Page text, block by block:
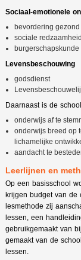
Sociaal-emotionele
bevordering
sociale redzaamheid
burgerschapskunde
Levensbeschouwing
godsdienst
Daarnaast is de
onderwijs af te
onderwijs breed op
lichamelijke
aandacht te
Leerlijnen en
Op een basisschool
krijgen budget van
lesmethode zij
lessen, een
gebruikgemaakt van
gemaakt van de
lessen.